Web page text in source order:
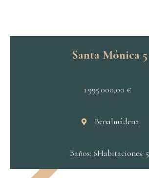
Santa Mónica 5
1.995.000,00 €
Benalmádena
Baños: 6Habitaciones: 5